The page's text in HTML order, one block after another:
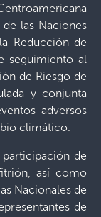
las Naciones
Reducción de
seguimiento al
de Riesgo de
y conjunta
adversos
climático.
de
así como
Nacionales de
de